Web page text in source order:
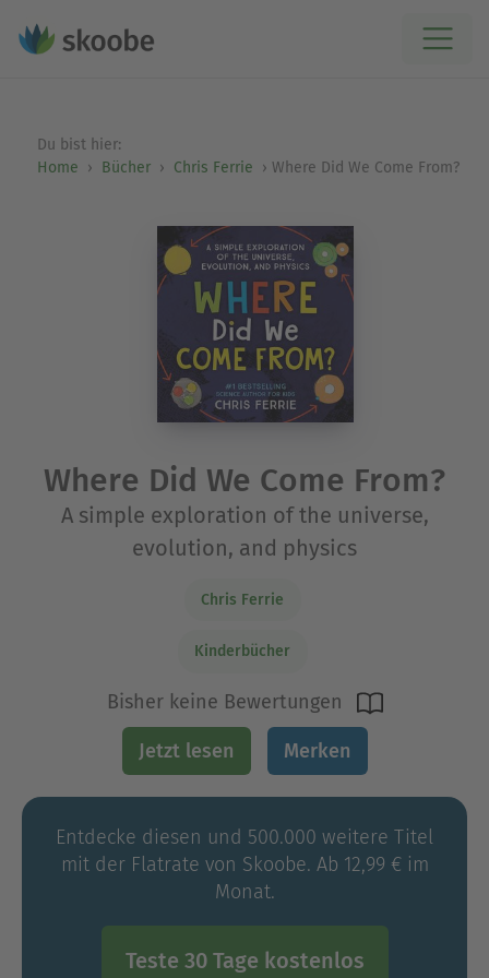
Du bist hier:
Home
Bücher Chris Ferrie Where Did We Come From?
Where Did We Come From?
A simple exploration of the universe,
evolution, and physics
Chris Ferrie
Kinderbücher
Bisher keine Bewertungen
Jetzt lesen Merken
Entdecke diesen und 500.000 weitere Titel
mit der Flatrate von Skoobe. Ab 12,99 € im
Monat.
Teste 30 Tage kostenlos